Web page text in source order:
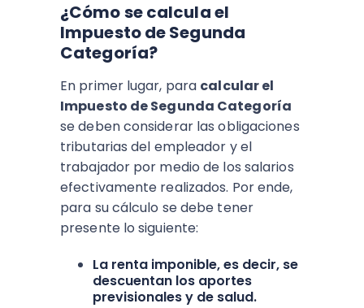
¿Cómo se calcula el
Impuesto de Segunda
Categoría?
En primer lugar, para calcular el
Impuesto de Segunda Categoría
se deben considerar las obligaciones
tributarias del empleador y el
trabajador por medio de los salarios
efectivamente realizados. Por ende,
para su cálculo se debe tener
presente lo siguiente:
La renta imponible, es decir, se
descuentan los aportes
previsionales y de salud.